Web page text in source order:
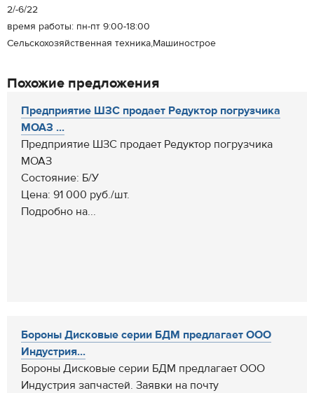
2/-6/22
время работы: пн-пт 9:00-18:00
Сельскохозяйственная техника,Машинострое
Похожие предложения
Предприятие ШЗС продает Редуктор погрузчика
МОАЗ ...
Предприятие ШЗС продает Редуктор погрузчика
МОАЗ
Состояние: Б/У
Цена: 91 000 руб./шт.
Подробно на...
Бороны Дисковые серии БДМ предлагает ООО
Индустрия...
Бороны Дисковые серии БДМ предлагает ООО
Индустрия запчастей. Заявки на почту